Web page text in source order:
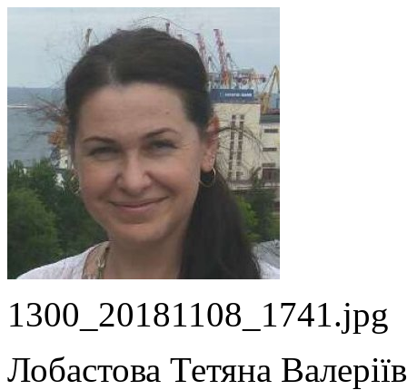
1300_20181108_1741.jpg
Лобастова Тетяна